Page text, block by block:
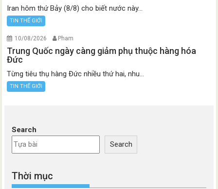
Iran hôm thứ Bảy (8/8) cho biết nước này...
TIN THẾ GIỚI
10/08/2026 Pham
Trung Quốc ngày càng giảm phụ thuộc hàng hóa
Đức
Từng tiêu thụ hàng Đức nhiều thứ hai, nhu...
TIN THẾ GIỚI
Search
Search
Thời mục